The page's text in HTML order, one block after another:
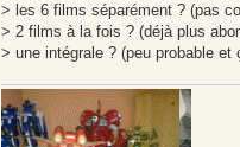
> les 6 films séparément ? (pas
> 2 films à la fois ? (déjà plus
> une intégrale ? (peu probable